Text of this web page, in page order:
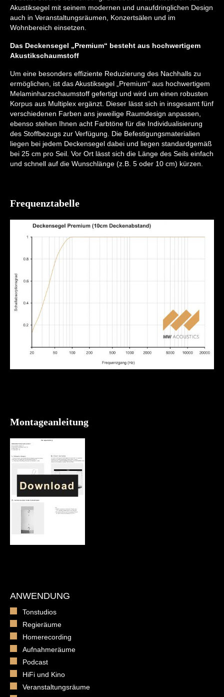
Akustiksegel mit seinem modernen und unaufdringlichen Design
auch in Veranstaltungsräumen, Konzertsälen und im
Wohnbereich einsetzen.
Das Deckensegel „Premium“ besteht aus hochwertigem
Akustikschaumstoff
Um eine besonders effiziente Reduzierung des Nachhalls zu
ermöglichen, ist das Akustiksegel „Premium“ aus hochwertigem
Melaminharzschaumstoff gefertigt und wird um einen robusten
Korpus aus Multiplex ergänzt. Dieser lässt sich in insgesamt fünf
verschiedenen Farben ans jeweilige Raumdesign anpassen,
ebenso stehen Ihnen acht Farbtöne für die Individualisierung
des Stoffbezugs zur Verfügung. Die Befestigungsmaterialien
liegen bei jedem Deckensegel dabei und liegen standardgemäß
bei 25 cm pro Seil. Vor Ort lässt sich die Länge des Seils einfach
und schnell auf die Wunschlänge (z.B. 5 oder 10 cm) kürzen.
Frequenztabelle
Montageanleitung
ANWENDUNG
Tonstudios
Regieräume
Homerecording
Aufnahmeräume
Podcast
HiFi und Kino
Veranstaltungsräume